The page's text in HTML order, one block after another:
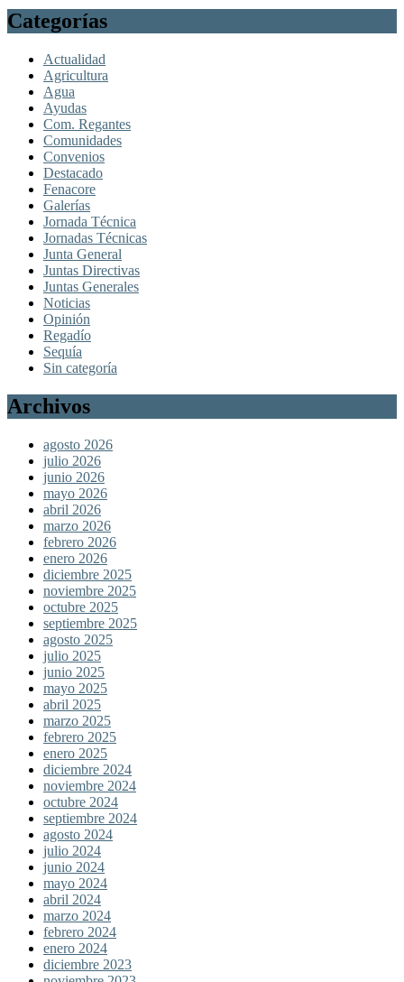
Categorías
Actualidad
Agricultura
Agua
Ayudas
Com. Regantes
Comunidades
Convenios
Destacado
Fenacore
Galerías
Jornada Técnica
Jornadas Técnicas
Junta General
Juntas Directivas
Juntas Generales
Noticias
Opinión
Regadío
Sequía
Sin categoría
Archivos
agosto 2026
julio 2026
junio 2026
mayo 2026
abril 2026
marzo 2026
febrero 2026
enero 2026
diciembre 2025
noviembre 2025
octubre 2025
septiembre 2025
agosto 2025
julio 2025
junio 2025
mayo 2025
abril 2025
marzo 2025
febrero 2025
enero 2025
diciembre 2024
noviembre 2024
octubre 2024
septiembre 2024
agosto 2024
julio 2024
junio 2024
mayo 2024
abril 2024
marzo 2024
febrero 2024
enero 2024
diciembre 2023